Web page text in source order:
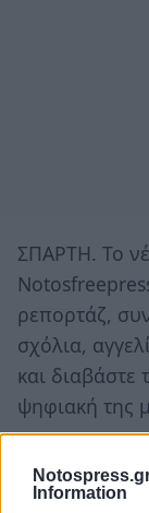
Information
ΣΠΑΡΤΗ. Το
ρεπορτάζ,
σχόλια,
και διαβάστε
ψηφιακή της